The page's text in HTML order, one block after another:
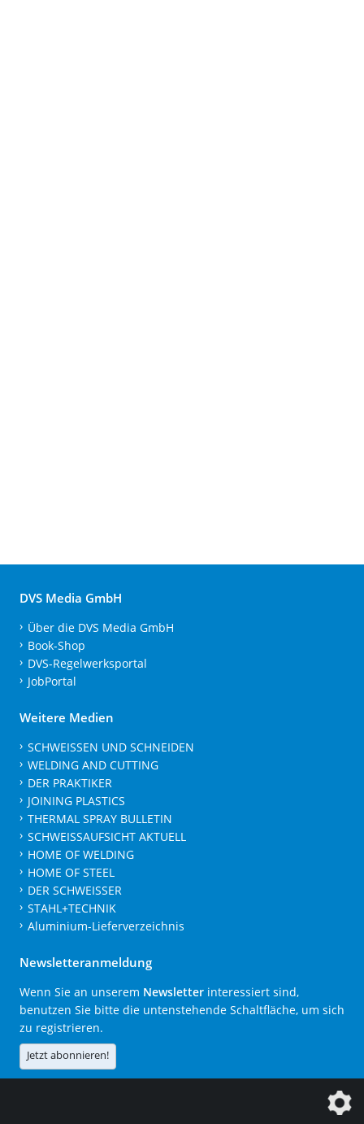
DVS Media GmbH
Über die DVS Media GmbH
Book-Shop
DVS-Regelwerksportal
JobPortal
Weitere Medien
SCHWEISSEN UND SCHNEIDEN
WELDING AND CUTTING
DER PRAKTIKER
JOINING PLASTICS
THERMAL SPRAY BULLETIN
SCHWEISSAUFSICHT AKTUELL
HOME OF WELDING
HOME OF STEEL
DER SCHWEISSER
STAHL+TECHNIK
Aluminium-Lieferverzeichnis
Newsletteranmeldung
Wenn Sie an unserem Newsletter interessiert sind,
benutzen Sie bitte die untenstehende Schaltfläche, um sich
zu registrieren.
Jetzt abonnieren!